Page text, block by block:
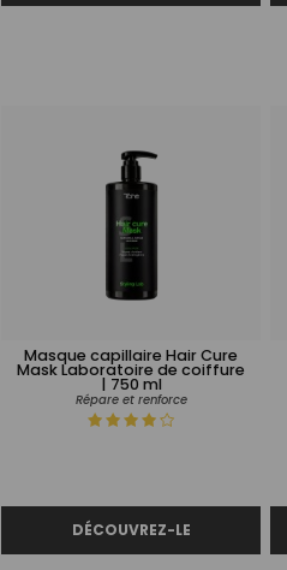
Masque capillaire Hair Cure
Mask Laboratoire de coiffure
| 750 ml
Répare et renforce